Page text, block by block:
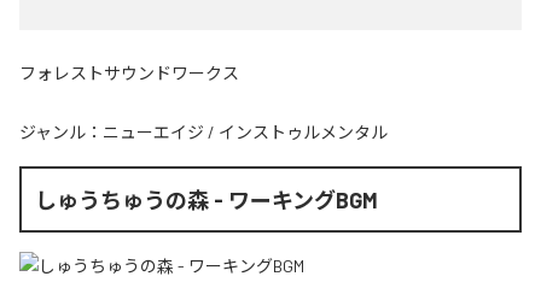
フォレストサウンドワークス
ジャンル： ニューエイジ / インストゥルメンタル
しゅうちゅうの森 - ワーキングBGM